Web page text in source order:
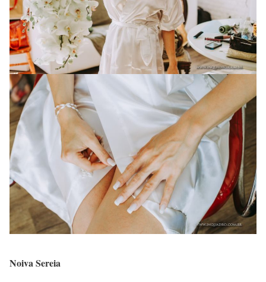
Noiva Sereia